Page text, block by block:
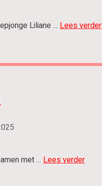
Liliane … Lees verder
met … Lees verder